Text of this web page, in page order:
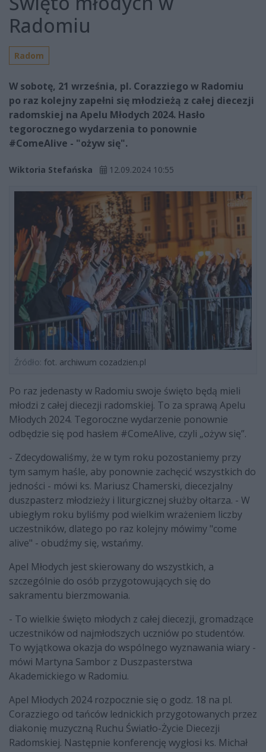
Radomiu
Radom
W sobotę, 21 września, pl. Corazziego w Radomiu
po raz kolejny zapełni się młodzieżą z całej diecezji
radomskiej na Apelu Młodych 2024. Hasło
tegorocznego wydarzenia to ponownie
#ComeAlive - "ożyw się".
Wiktoria Stefańska 12.09.2024 10:55
Źródło: fot. archiwum cozadzien.pl
Po raz jedenasty w Radomiu swoje święto będą mieli
młodzi z całej diecezji radomskiej. To za sprawą Apelu
Młodych 2024. Tegoroczne wydarzenie ponownie
odbędzie się pod hasłem #ComeAlive, czyli „ożyw się”.
- Zdecydowaliśmy, że w tym roku pozostaniemy przy
tym samym haśle, aby ponownie zachęcić wszystkich do
jedności - mówi ks. Mariusz Chamerski, diecezjalny
duszpasterz młodzieży i liturgicznej służby ołtarza. - W
ubiegłym roku byliśmy pod wielkim wrażeniem liczby
uczestników, dlatego po raz kolejny mówimy "come
alive" - obudźmy się, wstańmy.
Apel Młodych jest skierowany do wszystkich, a
szczególnie do osób przygotowujących się do
sakramentu bierzmowania.
- To wielkie święto młodych z całej diecezji, gromadzące
uczestników od najmłodszych uczniów po studentów.
To wyjątkowa okazja do wspólnego wyznawania wiary -
mówi Martyna Sambor z Duszpasterstwa
Akademickiego w Radomiu.
Apel Młodych 2024 rozpocznie się o godz. 18 na pl.
Corazziego od tańców lednickich przygotowanych przez
diakonię muzyczną Ruchu Światło-Życie Diecezji
Radomskiej. Następnie konferencję wygłosi ks. Michał